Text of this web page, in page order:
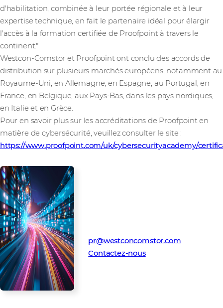
d'habilitation, combinée à leur portée régionale et à leur
expertise technique, en fait le partenaire idéal pour élargir
l'accès à la formation certifiée de Proofpoint à travers le
continent."
Westcon-Comstor et Proofpoint ont conclu des accords de
distribution sur plusieurs marchés européens, notamment au
Royaume-Uni, en Allemagne, en Espagne, au Portugal, en
France, en Belgique, aux Pays-Bas, dans les pays nordiques,
en Italie et en Grèce.
Pour en savoir plus sur les accréditations de Proofpoint en
matière de cybersécurité, veuillez consulter le site :
https://www.proofpoint.com/uk/cybersecurityacademy/
pr@westconcomstor.com
Contactez-nous